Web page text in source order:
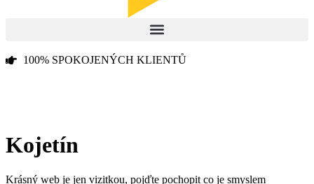
100% SPOKOJENÝCH KLIENTŮ
Kojetín
Krásný web je jen vizitkou, pojďte pochopit co je smyslem